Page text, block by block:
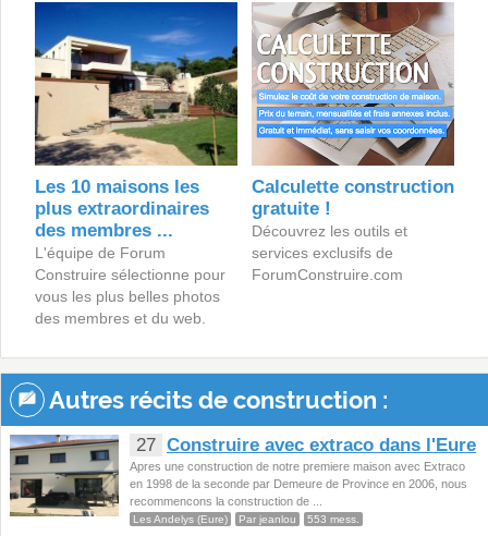
Les 10 maisons les
plus extraordinaires
des membres ...
L'équipe de Forum
Construire sélectionne pour
vous les plus belles photos
des membres et du web.
Calculette construction
gratuite !
Découvrez les outils et
services exclusifs de
ForumConstruire.com
Autres récits de construction :
27 Construire avec extraco dans l'Eure
Apres une construction de notre premiere maison avec Extraco
en 1998 de la seconde par Demeure de Province en 2006, nous
recommencons la construction de ...
Les Andelys (Eure) Par jeanlou 553 mess.